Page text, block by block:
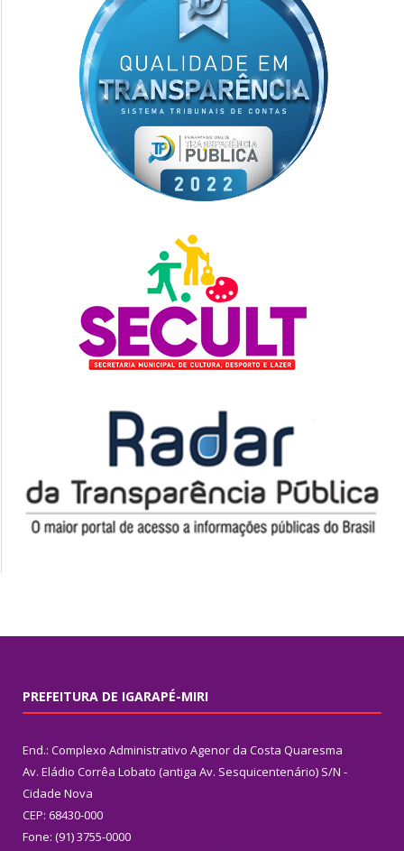
PREFEITURA DE IGARAPÉ-MIRI
End.: Complexo Administrativo Agenor da Costa Quaresma
Av. Eládio Corrêa Lobato (antiga Av. Sesquicentenário) S/N -
Cidade Nova
CEP: 68430-000
Fone: (91) 3755-0000